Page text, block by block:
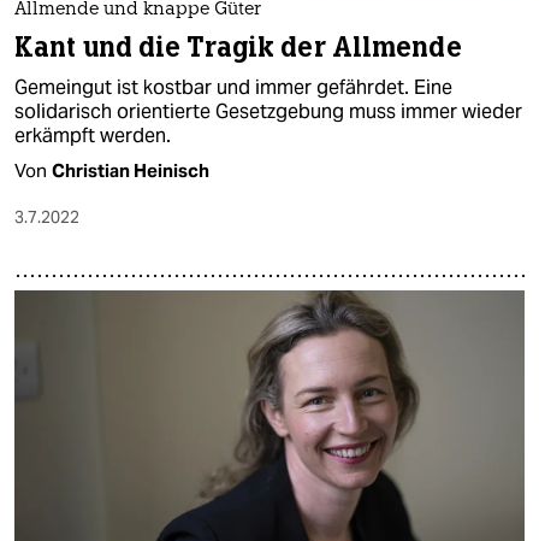
Allmende und knappe Güter
Kant und die Tragik der Allmende
Gemeingut ist kostbar und immer gefährdet. Eine
solidarisch orientierte Gesetzgebung muss immer wieder
erkämpft werden.
Von Christian Heinisch
3.7.2022